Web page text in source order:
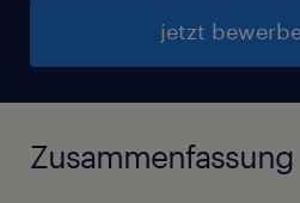
jetzt
Zusammenfassung